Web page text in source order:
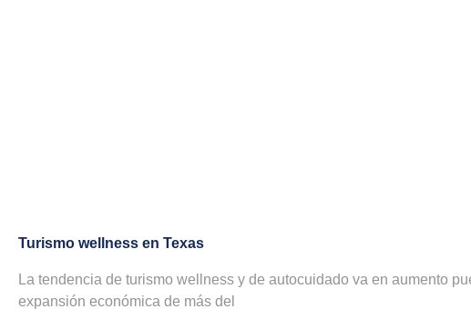
Turismo wellness en Texas
La tendencia de turismo wellness y de autocuidado va en aumento
expansión económica de más del